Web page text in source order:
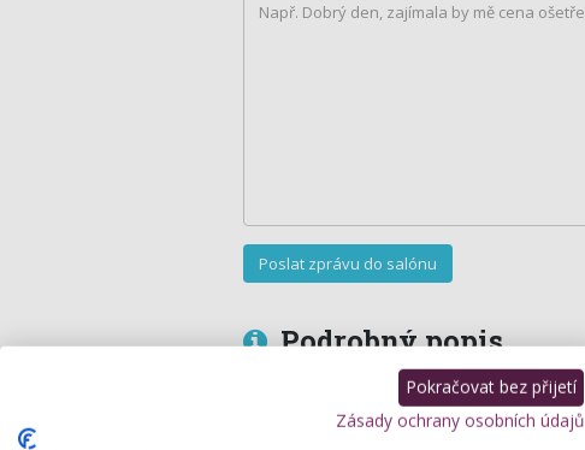
Podrobný popis
Pokračovat bez přijetí
Zásady ochrany osobních údajů